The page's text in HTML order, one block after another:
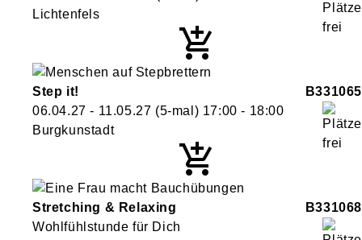
Lichtenfels
Step it!
B331065
06.04.27 - 11.05.27 (5-mal) 17:00 - 18:00
Burgkunstadt
Stretching & Relaxing
B331068
Wohlfühlstunde für Dich